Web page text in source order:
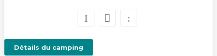
Détails du camping